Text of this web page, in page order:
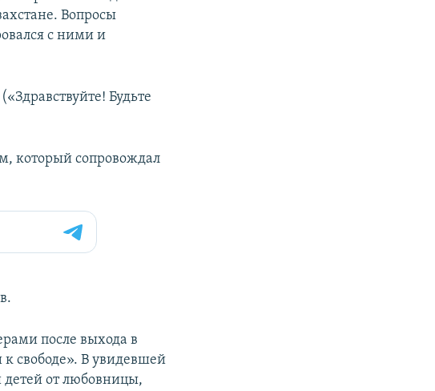
Вопросы
с ними и
Будьте
который сопровождал
после выхода в
свободе». В увидевшей
детей от любовницы,